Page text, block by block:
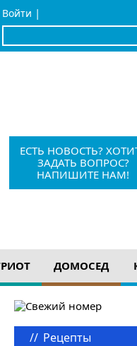
Войти |
x
ЕСТЬ НОВОСТЬ?
ЗАДАТЬ ВОПРОС?
НАПИШИТЕ НАМ!
ДОМОСЕД
// Рецепты